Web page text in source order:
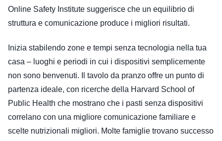
Online Safety Institute suggerisce che un equilibrio di
struttura e comunicazione produce i migliori risultati.
Inizia stabilendo zone e tempi senza tecnologia nella tua
casa – luoghi e periodi in cui i dispositivi semplicemente
non sono benvenuti. Il tavolo da pranzo offre un punto di
partenza ideale, con ricerche della Harvard School of
Public Health che mostrano che i pasti senza dispositivi
correlano con una migliore comunicazione familiare e
scelte nutrizionali migliori. Molte famiglie trovano successo